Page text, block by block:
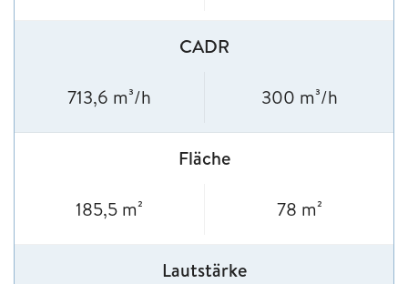
CADR
713,6 m³/h 300 m³/h
Fläche
185,5 m² 78 m²
Lautstärke